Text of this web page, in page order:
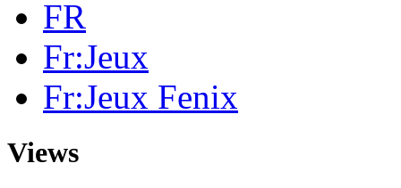
FR
Fr:Jeux
Fr:Jeux Fenix
Views